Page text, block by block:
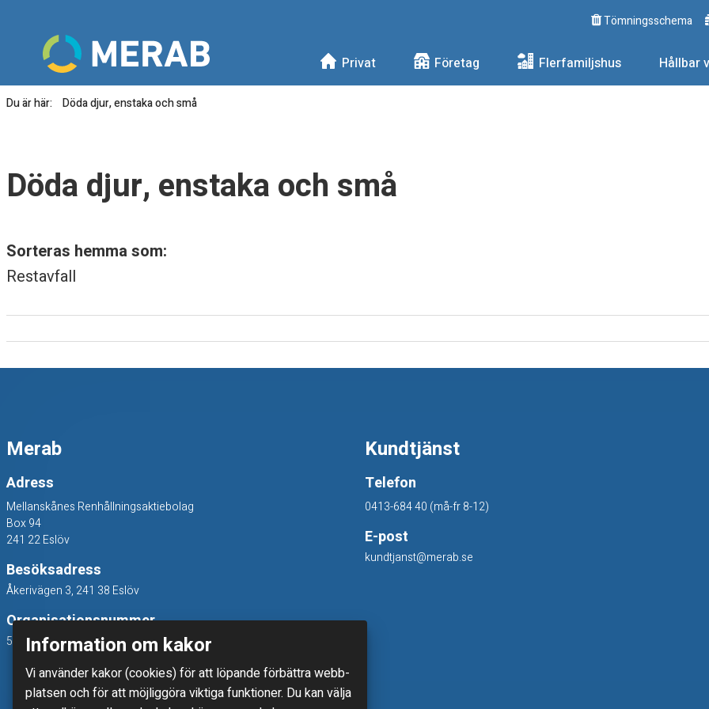
Tömningsschema
Mellanskånes Renhållnings AB
Privat Företag Flerfamiljshus Hållbar
Du är här: Döda djur, enstaka och små
ö
d
a
d
j
u
e
n
s
t
a
k
Döda djur, enstaka och små
Sorteras hemma som:
Restavfall
Merab
Adress
Mellanskånes Renhållningsaktiebolag
Box 94
241 22 Eslöv
Besöksadress
Åkerivägen 3, 241 38 Eslöv
Organisationsnummer
556214-7800
Kundtjänst
Telefon
0413-684 40 (må-fr 8-12)
E-post
kundtjanst@merab.se
Information om kakor
Vi använder kakor (cookies) för att löpande förbättra webb­
platsen och för att möjlig­göra viktiga funktioner. Du kan välja